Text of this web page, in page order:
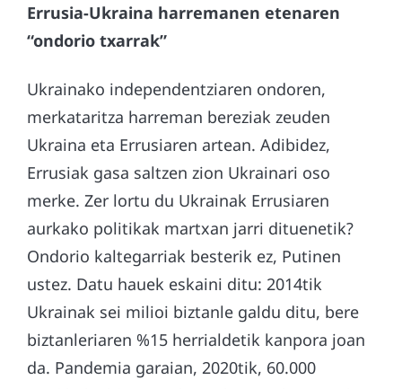
Errusia-Ukraina harremanen etenaren
“ondorio txarrak”
Ukrainako independentziaren ondoren,
merkataritza harreman bereziak zeuden
Ukraina eta Errusiaren artean. Adibidez,
Errusiak gasa saltzen zion Ukrainari oso
merke. Zer lortu du Ukrainak Errusiaren
aurkako politikak martxan jarri dituenetik?
Ondorio kaltegarriak besterik ez, Putinen
ustez. Datu hauek eskaini ditu: 2014tik
Ukrainak sei milioi biztanle galdu ditu, bere
biztanleriaren %15 herrialdetik kanpora joan
da. Pandemia garaian, 2020tik, 60.000